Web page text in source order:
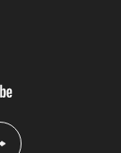
youtube-